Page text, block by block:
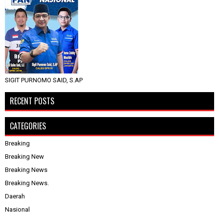
SIGIT PURNOMO SAID, S.AP
RECENT POSTS
CATEGORIES
Breaking
Breaking New
Breaking News
Breaking News.
Daerah
Nasional